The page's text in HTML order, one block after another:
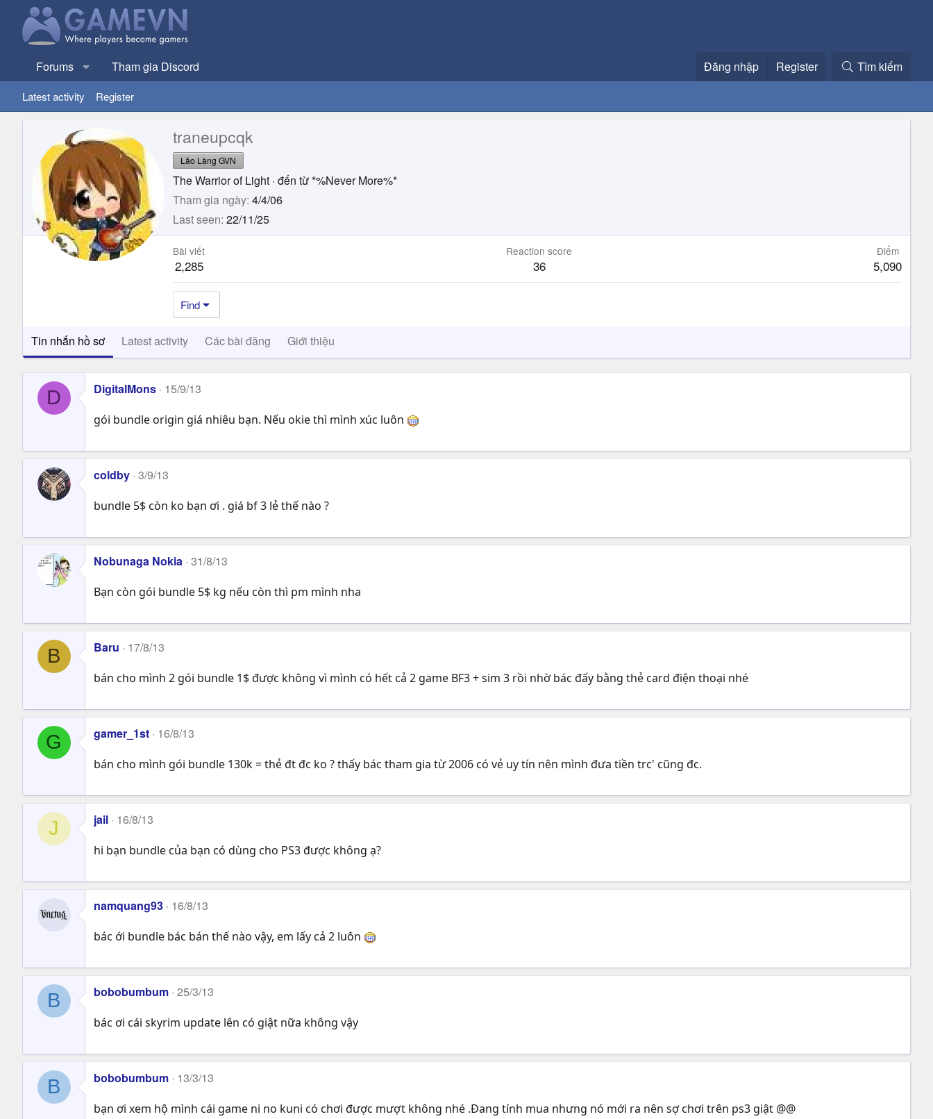
Forums Tham gia Discord Đăng nhập Register Tìm kiếm
Latest activity Register
traneupcqk
Lão Làng GVN
The Warrior of Light · đến từ*%Never More%*
Tham gia ngày 4/4/06
Last seen 22/11/25
Bài viết
2,285
Reaction score
36
Điểm
5,090
Find
Tin nhắn hồ sơ Latest activity Các bài đăng Giới thiệu
D DigitalMons 15/9/13
gói bundle origin giá nhiêu bạn. Nếu okie thì mình xúc luôn
coldby 3/9/13
bundle 5$ còn ko bạn ơi . giá bf 3 lẻ thế nào ?
Nobunaga Nokia 31/8/13
Bạn còn gói bundle 5$ kg nếu còn thì pm mình nha
B Baru 17/8/13
bán cho mình 2 gói bundle 1$ được không vì mình có hết cả 2 game BF3 + sim 3 rồi nhờ bác đấy bằng thẻ card điện thoại nhé
G gamer_1st 16/8/13
bán cho mình gói bundle 130k = thẻ đt đc ko ? thấy bác tham gia từ 2006 có vẻ uy tín nên mình đưa tiền trc' cũng đc.
J jail 16/8/13
hi bạn bundle của bạn có dùng cho PS3 được không ạ?
namquang93 16/8/13
bác ới bundle bác bán thế nào vậy, em lấy cả 2 luôn
B bobobumbum 25/3/13
bác ơi cái skyrim update lên có giật nữa không vậy
B bobobumbum 13/3/13
bạn ơi xem hộ mình cái game ni no kuni có chơi được mượt không nhé .Đang tính mua nhưng nó mới ra nên sợ chơi trên ps3 giật @@